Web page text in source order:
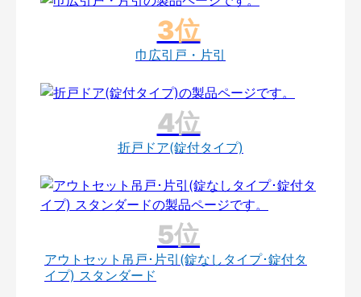
巾広引戸・片引
折戸ドア(錠付タイプ)
アウトセット吊戸･片引(錠なしタイプ･錠付タ
イプ) スタンダード